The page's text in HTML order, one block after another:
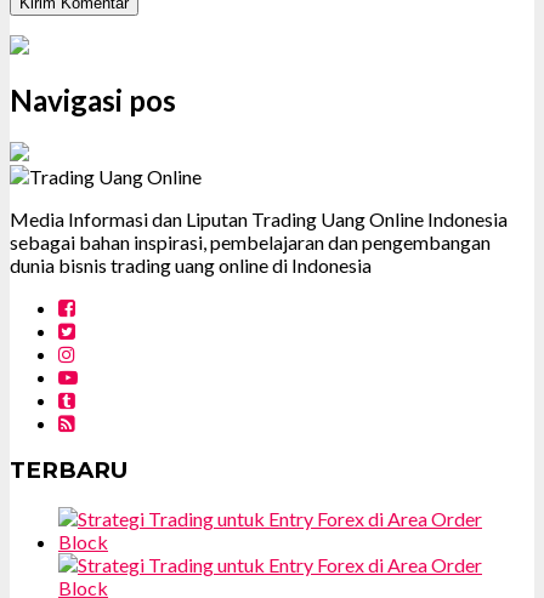
Navigasi pos
Media Informasi dan Liputan Trading Uang Online Indonesia
sebagai bahan inspirasi, pembelajaran dan pengembangan
dunia bisnis trading uang online di Indonesia
TERBARU